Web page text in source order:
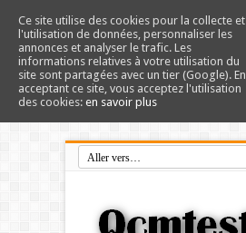
Ce site utilise des cookies pour la collecte et
l'utilisation de données, personnaliser les
annonces et analyser le trafic. Les
informations relatives à votre utilisation du
site sont partagées avec un tier (Google). En
acceptant ce site, vous acceptez l'utilisation
des cookies: en savoir plus